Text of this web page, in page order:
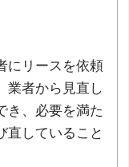
にリースを依頼
業者から見直し
き、必要を満た
直していること